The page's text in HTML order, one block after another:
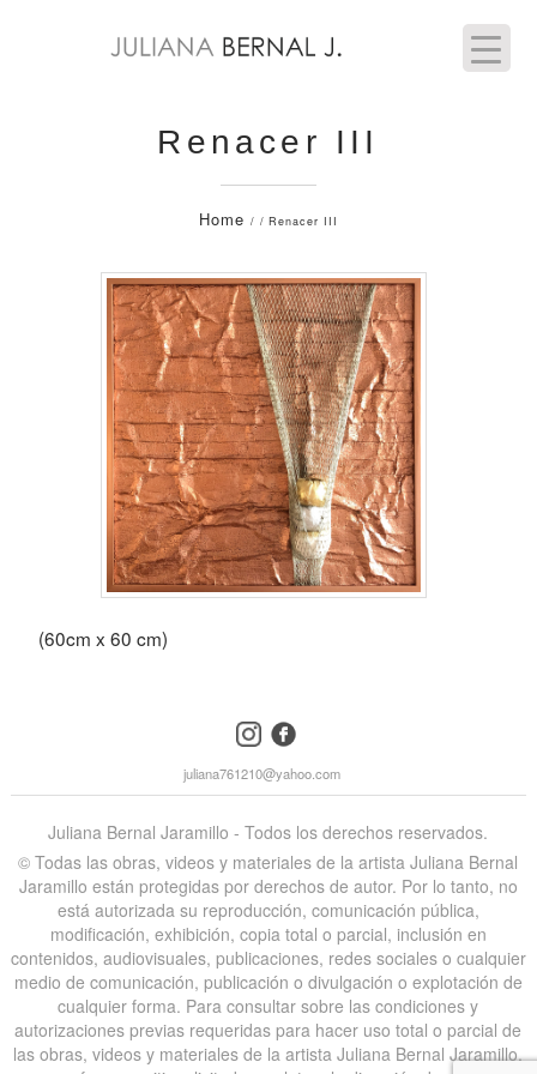
Renacer III
Home / / Renacer III
(60cm x 60 cm)
instagramfacebook
juliana761210@yahoo.com
Juliana Bernal Jaramillo - Todos los derechos reservados.
©️ Todas las obras, videos y materiales de la artista Juliana Bernal
Jaramillo están protegidas por derechos de autor. Por lo tanto, no
está autorizada su reproducción, comunicación pública,
modificación, exhibición, copia total o parcial, inclusión en
contenidos, audiovisuales, publicaciones, redes sociales o cualquier
medio de comunicación, publicación o divulgación o explotación de
cualquier forma. Para consultar sobre las condiciones y
autorizaciones previas requeridas para hacer uso total o parcial de
las obras, videos y materiales de la artista Juliana Bernal Jaramillo,